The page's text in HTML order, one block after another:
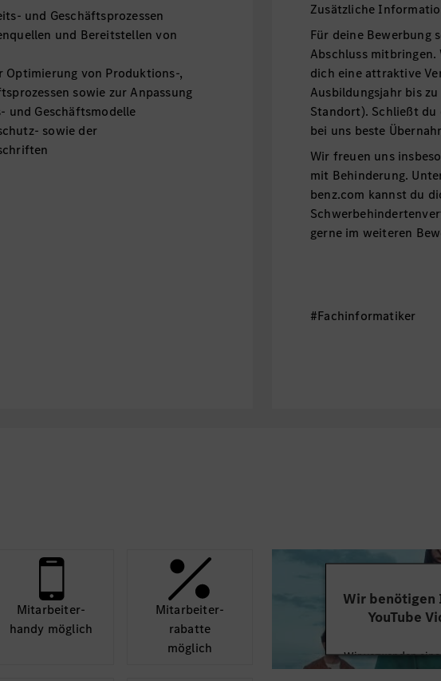
und Geschäftsprozessen
und Bereitstellen von
Optimierung von Produktions-,
sowie zur Anpassung
und Geschäftsmodelle
sowie der
Zusätzliche
Für deine Bewerbung
Abschluss
dich eine attraktive
Ausbildungsjahr bis
Standort). Schließt du
bei uns beste
Wir freuen uns
mit Behinderung.
benz.com kannst du
gerne im weiteren
#Fachinformatiker
Mit­arbeiter­
handy möglich
Mit­arbeiter­
rabatte
möglich
Wir benötigen
YouTube
Wir verwenden
Videoinhalte